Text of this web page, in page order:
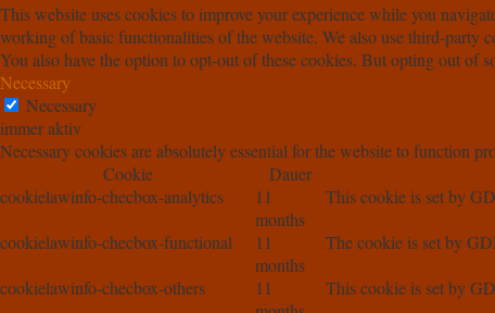
This website uses cookies to improve your experience while you
working of basic functionalities of the website. We also use third-party
You also have the option to opt-out of these cookies. But opting out of
Necessary
Necessary
immer aktiv
Necessary cookies are absolutely essential for the website to function
Cookie
Dauer
cookielawinfo-checbox-analytics
11
months
This cookie is set by
cookielawinfo-checbox-functional
11
months
The cookie is set by
cookielawinfo-checbox-others
11
This cookie is set by